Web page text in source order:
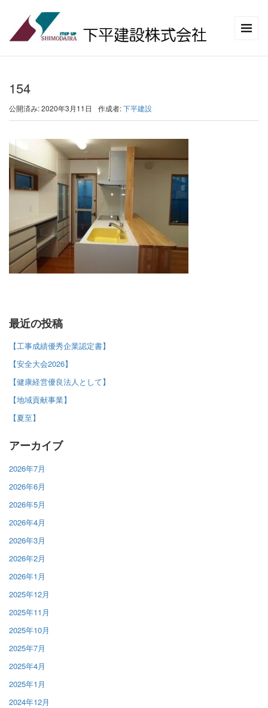
154
公開済み: 2020年3月11日 作成者:下平建設
最近の投稿
【工事成績優秀企業認定書】
【安全大会2026】
【健康経営優良法人として】
【地域貢献事業】
【夏至】
アーカイブ
2026年7月
2026年6月
2026年5月
2026年4月
2026年3月
2026年2月
2026年1月
2025年12月
2025年11月
2025年10月
2025年7月
2025年4月
2025年1月
2024年12月